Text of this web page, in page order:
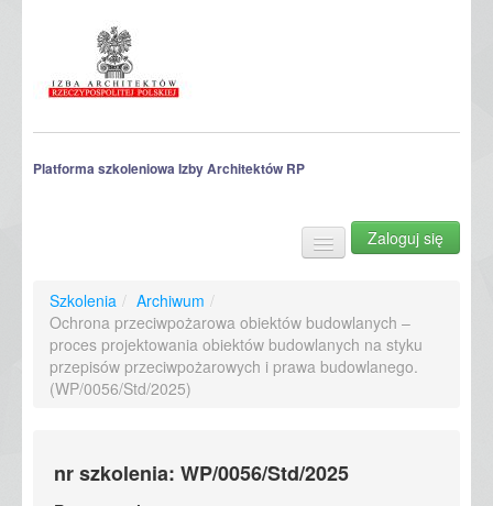
Platforma szkoleniowa Izby Architektów RP
Zaloguj się
Szkolenia / Archiwum /
Ochrona przeciwpożarowa obiektów budowlanych –
proces projektowania obiektów budowlanych na styku
przepisów przeciwpożarowych i prawa budowlanego.
(WP/0056/Std/2025)
nr szkolenia: WP/0056/Std/2025